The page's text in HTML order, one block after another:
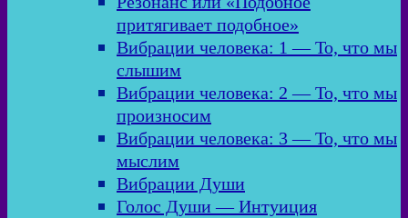
притягивает подобное»
Вибрации человека: 1 — То, что мы
слышим
Вибрации человека: 2 — То, что мы
произносим
Вибрации человека: 3 — То, что мы
мыслим
Вибрации Души
Голос Души — Интуиция